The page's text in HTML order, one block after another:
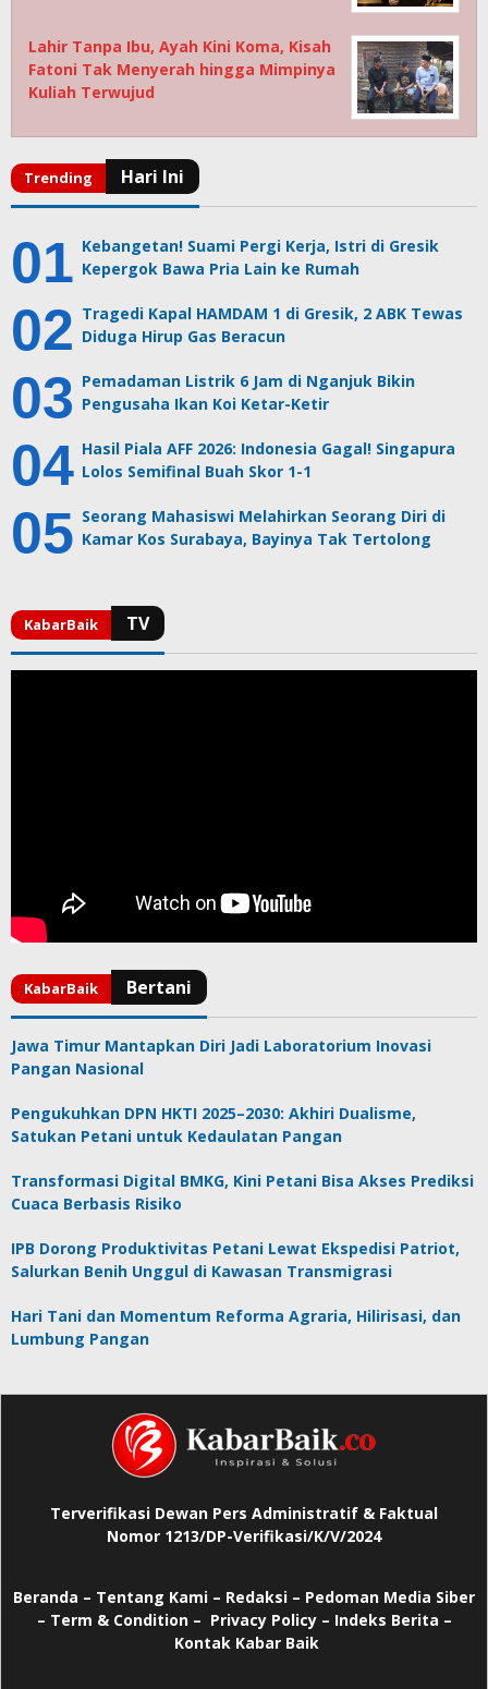
Lahir Tanpa Ibu, Ayah Kini Koma, Kisah
Fatoni Tak Menyerah hingga Mimpinya
Kuliah Terwujud
Kebangetan! Suami Pergi Kerja, Istri di Gresik
Kepergok Bawa Pria Lain ke Rumah
Tragedi Kapal HAMDAM 1 di Gresik, 2 ABK Tewas
Diduga Hirup Gas Beracun
Pemadaman Listrik 6 Jam di Nganjuk Bikin
Pengusaha Ikan Koi Ketar-Ketir
Hasil Piala AFF 2026: Indonesia Gagal! Singapura
Lolos Semifinal Buah Skor 1-1
Seorang Mahasiswi Melahirkan Seorang Diri di
Kamar Kos Surabaya, Bayinya Tak Tertolong
Jawa Timur Mantapkan Diri Jadi Laboratorium Inovasi
Pangan Nasional
Pengukuhkan DPN HKTI 2025–2030: Akhiri Dualisme,
Satukan Petani untuk Kedaulatan Pangan
Transformasi Digital BMKG, Kini Petani Bisa Akses Prediksi
Cuaca Berbasis Risiko
IPB Dorong Produktivitas Petani Lewat Ekspedisi Patriot,
Salurkan Benih Unggul di Kawasan Transmigrasi
Hari Tani dan Momentum Reforma Agraria, Hilirisasi, dan
Lumbung Pangan
Terverifikasi Dewan Pers Administratif & Faktual
Nomor 1213/DP-Verifikasi/K/V/2024
Beranda – Tentang Kami – Redaksi – Pedoman Media Siber
– Term & Condition – Privacy Policy– Indeks Berita –
Kontak Kabar Baik